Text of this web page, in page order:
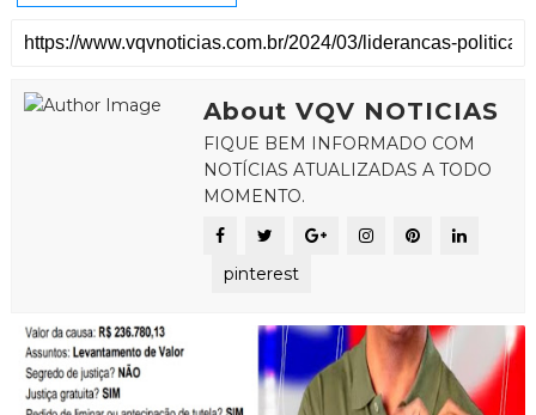
About VQV NOTICIAS
FIQUE BEM INFORMADO COM
NOTÍCIAS ATUALIZADAS A TODO
MOMENTO.
pinterest